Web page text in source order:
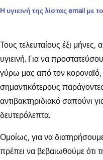
Η υγιεινή της λίστας email με
Τους τελευταίους έξι
υγιεινή. Για να
γύρω μας από τον κοροναϊό,
σημαντικότερους
αντιβακτηριδιακό σαπούνι
δευτερόλεπτα.
Ομοίως, για να
πρέπει να βεβαιωθούμε ότι